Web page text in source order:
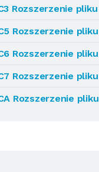
Rozszerzenie pliku
Rozszerzenie pliku
Rozszerzenie pliku
Rozszerzenie pliku
Rozszerzenie pliku